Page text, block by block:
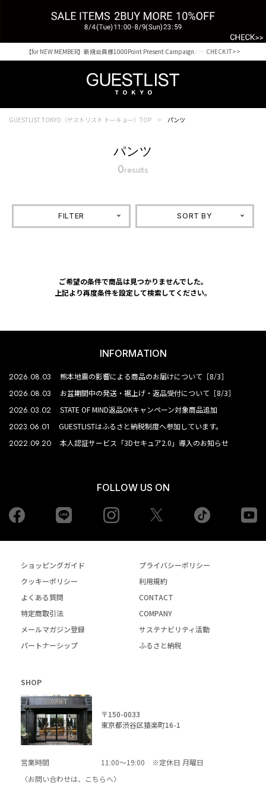
Shopping from outside Japan? Visit our Global Site here. >>
【for NEW MEMBER】新規会員様1000Point Present Campaign CHECK IT>>
GUESTLIST TOKYO（ゲストリスト トーキョー）TOP パンツ
パンツ
0results
FILTER SORT BY
ご希望の条件で商品は見つかりませんでした。
上記より再度条件を設定して検索してください。
INFORMATION
2026.08.03 熊本地震の影響による商品のお届けについて［8/3］
2026.08.03 お盆期間中の発送・裾上げ・返品受付について［8/3］
2026.03.02 STATE OF MIND返品OKキャンペーン対象商品追加
2023.06.01 GUESTLISTはふるさと納税制度へ参加しています。
2022.09.20 本人認証サービス「3Dセキュア2.0」導入のお知らせ
FOLLOW US ON
Facebook Instagram tiktok
ショッピングガイド
プライバシーポリシー
クッキーポリシー
利用規約
よくある質問
CONTACT
特定商取引法
COMPANY
メールマガジン登録
サステナビリティ活動
パートナーシップ
ふるさと納税
SHOP
〒150-0033
東京都渋谷区猿楽町16-1
営業時間
11:00～19:00 ※定休日 月曜日
〈お問い合わせは、
こちらへ〉